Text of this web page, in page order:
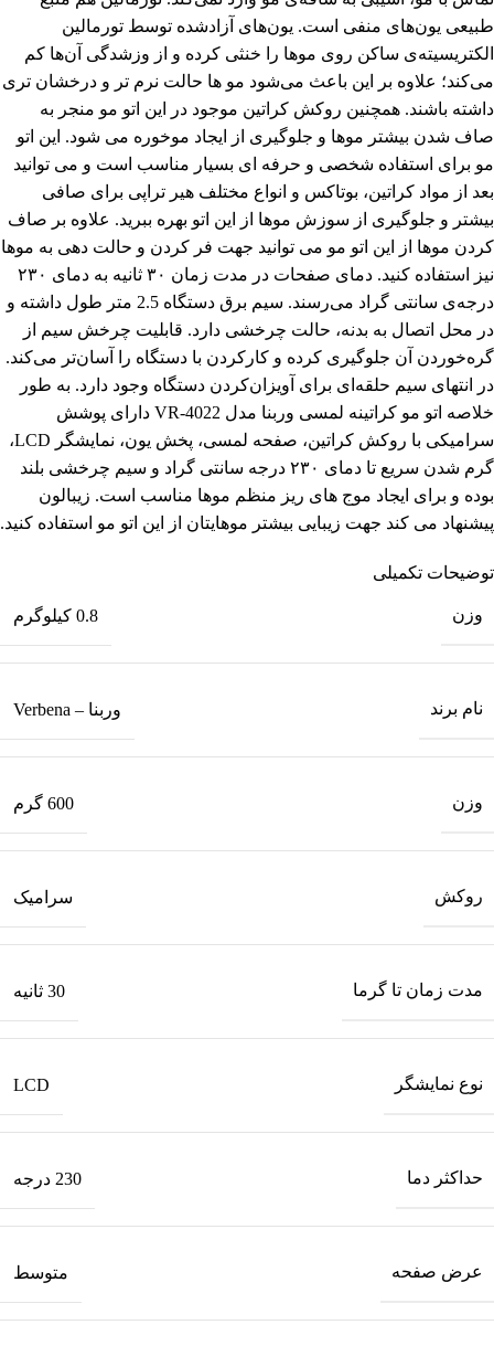
طبیعی یون‌های منفی است. یون‌های آزادشده توسط تورمالین
الکتریسیته‌ی ساکن روی موها را خنثی کرده و از وزشدگی آن‌ها کم
می‌کند؛ علاوه ‌بر این باعث می‌شود مو ها حالت نرم ‌تر و درخشان‌ تری
داشته باشند. همچنین روکش کراتین موجود در این اتو مو منجر به
صاف شدن بیشتر موها و جلوگیری از ایجاد موخوره می شود. این اتو
مو برای استفاده شخصی و حرفه ای بسیار مناسب است و می توانید
بعد از مواد کراتین، بوتاکس و انواع مختلف هیر تراپی برای صافی
بیشتر و جلوگیری از سوزش موها از این اتو بهره ببرید. علاوه بر صاف
کردن موها از این اتو مو می توانید جهت فر کردن و حالت دهی به موها
نیز استفاده کنید. دمای صفحات در مدت‌ زمان ۳۰ ثانیه به دمای ۲۳۰
درجه‌ی سانتی ‌گراد می‌رسند. سیم برق دستگاه 2.5 متر طول داشته و
در محل اتصال به بدنه، حالت چرخشی دارد. قابلیت چرخش سیم از
گره‌خوردن آن جلوگیری کرده و کارکردن با دستگاه را آسان‌تر می‌کند.
در انتهای سیم حلقه‌ای برای آویزان‌کردن دستگاه وجود دارد. به طور
خلاصه اتو مو کراتینه لمسی وربنا مدل VR-4022 دارای پوشش
سرامیکی با روکش کراتین، صفحه لمسی، پخش یون، نمایشگر LCD،
گرم شدن سریع تا دمای ۲۳۰ درجه سانتی گراد و سیم چرخشی بلند
بوده و برای ایجاد موج های ریز منظم موها مناسب است. زیبالون
پیشنهاد می کند جهت زیبایی بیشتر موهایتان از این اتو مو استفاده کنید.
توضیحات تکمیلی
وزن 0.8 کیلوگرم
نام برند وربنا – Verbena
وزن 600 گرم
روکش سرامیک
مدت زمان تا گرما 30 ثانیه
نوع نمایشگر LCD
حداکثر دما 230 درجه
عرض صفحه متوسط